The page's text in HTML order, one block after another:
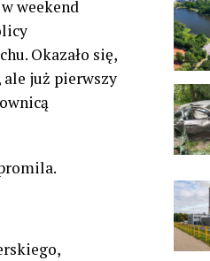
weekend
Okazało się,
ale już pierwszy